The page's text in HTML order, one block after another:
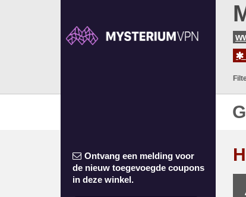
Ontvang een melding voor
de nieuw toegevoegde coupons
in deze winkel.